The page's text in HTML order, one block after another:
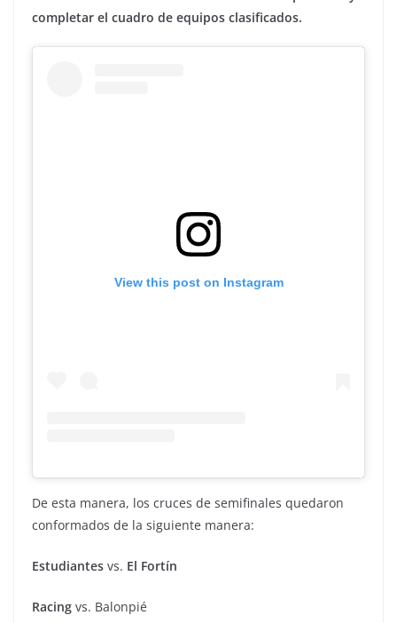
completar el cuadro de equipos clasificados.
View this post on Instagram
De esta manera, los cruces de semifinales quedaron
conformados de la siguiente manera:
Estudiantes vs. El Fortín
Racing vs. Balonpié